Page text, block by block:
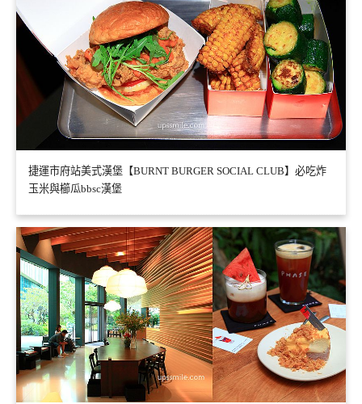
捷運市府站美式漢堡【BURNT BURGER SOCIAL CLUB】必吃炸
玉米與櫛瓜bbsc漢堡